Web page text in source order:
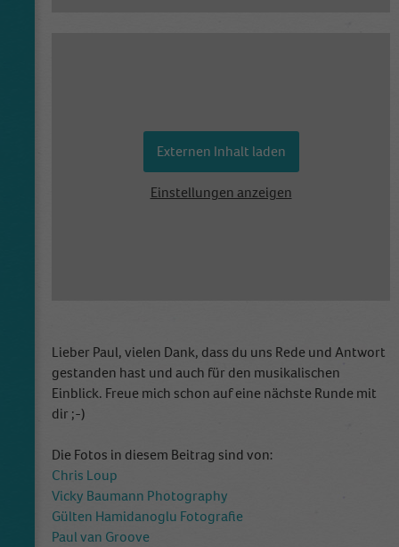
Externen Inhalt laden
Einstellungen anzeigen
Lieber Paul, vielen Dank, dass du uns Rede und Antwort
gestanden hast und auch für den musikalischen
Einblick. Freue mich schon auf eine nächste Runde mit
dir ;-)
Die Fotos in diesem Beitrag sind von:
Chris Loup
Vicky Baumann Photography
Gülten Hamidanoglu Fotografie
Paul van Groove